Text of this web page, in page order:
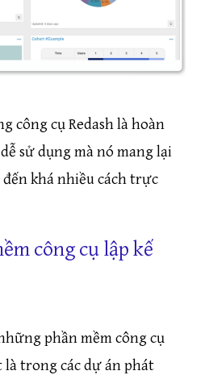
công cụ Redash là hoàn
sử dụng mà nó mang lại
khá nhiều cách trực
công cụ lập kế
phần mềm công cụ
trong các dự án phát